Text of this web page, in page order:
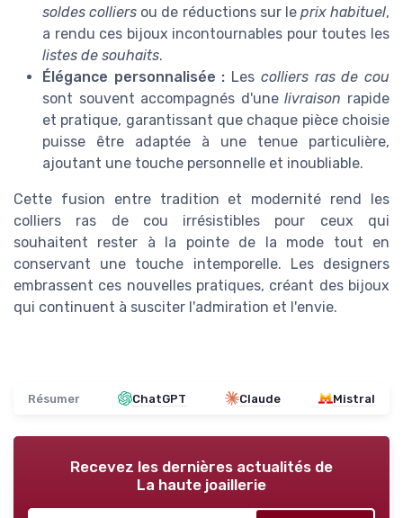
soldes colliers ou de réductions sur le prix habituel,
a rendu ces bijoux incontournables pour toutes les
listes de souhaits.
Élégance personnalisée : Les colliers ras de cou
sont souvent accompagnés d'unelivraison rapide
et pratique, garantissant que chaque pièce choisie
puisse être adaptée à une tenue particulière,
ajoutant une touche personnelle et inoubliable.
Cette fusion entre tradition et modernité rend les
colliers ras de cou irrésistibles pour ceux qui
souhaitent rester à la pointe de la mode tout en
conservant une touche intemporelle. Les designers
embrassent ces nouvelles pratiques, créant des bijoux
qui continuent à susciter l'admiration et l'envie.
Résumer ChatGPT Claude Mistral
Recevez les dernières actualités de
La haute joaillerie